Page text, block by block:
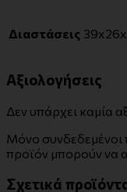
Διαστάσεις
Αξιολογήσεις
Δεν υπάρχει καμία
Μόνο συνδεδεμένοι
προϊόν μπορούν να
Σχετικά